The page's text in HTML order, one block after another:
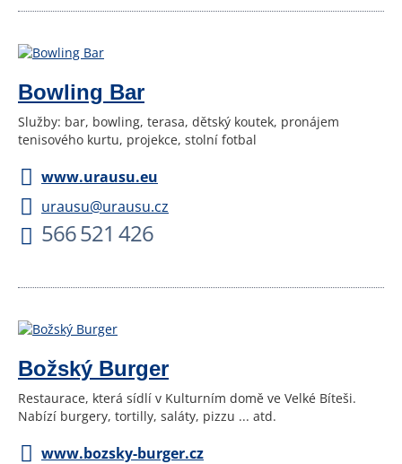
Bowling Bar
Služby: bar, bowling, terasa, dětský koutek, pronájem
tenisového kurtu, projekce, stolní fotbal
www.urausu.eu
urausu@urausu.cz
566 521 426
Božský Burger
Restaurace, která sídlí v Kulturním domě ve Velké Bíteši.
Nabízí burgery, tortilly, saláty, pizzu ... atd.
www.bozsky-burger.cz